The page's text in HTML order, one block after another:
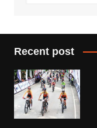
Recent post